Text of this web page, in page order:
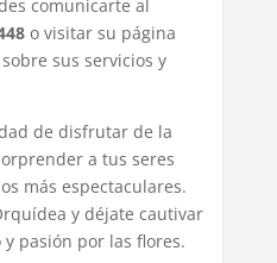
comunicarte al
o visitar su página
sus servicios y
de disfrutar de la
a tus seres
más espectaculares.
y déjate cautivar
pasión por las flores.